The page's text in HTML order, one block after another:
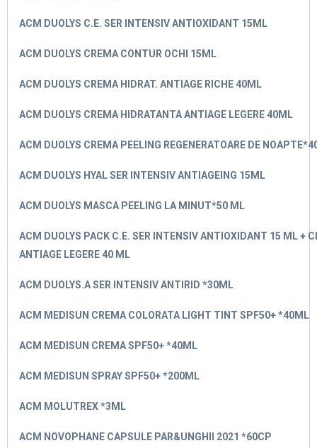
ACM DUOLYS C.E. SER INTENSIV ANTIOXIDANT 15ML
ACM DUOLYS CREMA CONTUR OCHI 15ML
ACM DUOLYS CREMA HIDRAT. ANTIAGE RICHE 40ML
ACM DUOLYS CREMA HIDRATANTA ANTIAGE LEGERE 40ML
ACM DUOLYS CREMA PEELING REGENERATOARE DE
ACM DUOLYS HYAL SER INTENSIV ANTIAGEING 15ML
ACM DUOLYS MASCA PEELING LA MINUT*50 ML
ACM DUOLYS PACK C.E. SER INTENSIV ANTIOXIDANT 15 ML +
ANTIAGE LEGERE 40 ML
ACM DUOLYS.A SER INTENSIV ANTIRID *30ML
ACM MEDISUN CREMA COLORATA LIGHT TINT SPF50+ *40ML
ACM MEDISUN CREMA SPF50+ *40ML
ACM MEDISUN SPRAY SPF50+ *200ML
ACM MOLUTREX *3ML
ACM NOVOPHANE CAPSULE PAR&UNGHII 2021 *60CP